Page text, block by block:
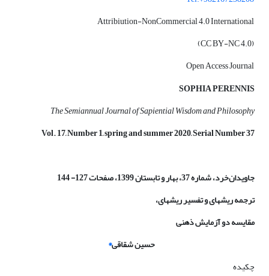
Attribiution-NonCommercial 4.0 International
(CC BY-NC 4.0)
Open Access Journal
SOPHIA PERENNIS
The Semiannual Journal of Sapiential Wisdom and Philosophy
Vol. 17, Number 1, springandsummer2020, Serial Number 37
جاویدان‌خرد، شماره 37، بهار و تابستان 1399، صفحات 127- 144
ترجمه ریشه­ای و تفسیر ریشه­ای،
مقایسه دو آزمایش ذهنی
حسین شقاقی*
چکیده